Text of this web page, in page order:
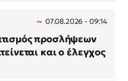
07.08.2026 - 09:14
προσλήψεων
και ο έλεγχος